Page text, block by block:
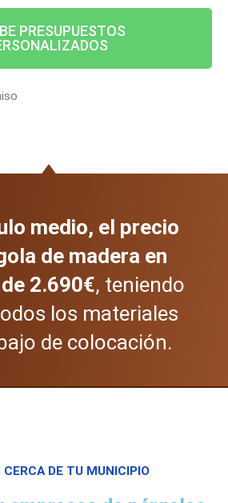
PRESUPUESTOS
medio, el precio
de madera en
2.690€, teniendo
los materiales
de colocación.
CERCA DE TU MUNICIPIO